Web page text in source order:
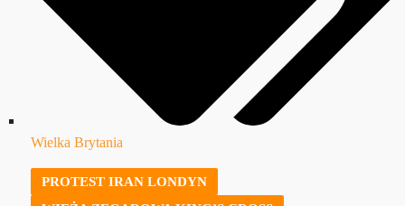
Wielka Brytania
PROTEST IRAN LONDYN